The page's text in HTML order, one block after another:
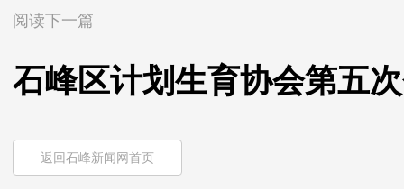
阅读下一篇
石峰区计划生育协会第五
返回石峰新闻网首页